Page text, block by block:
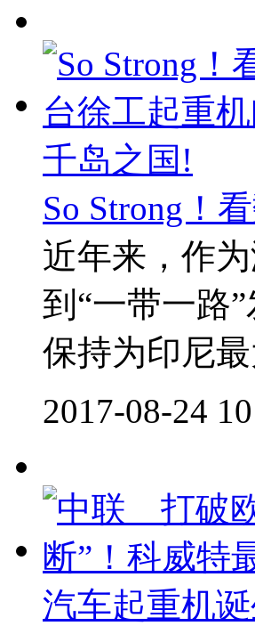
So Strong！
近年来，作
到“一带一路
保持为印尼
2017-08-24